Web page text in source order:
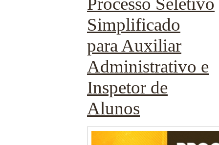
Simplificado
para Auxiliar
Administrativo e
Inspetor de
Alunos